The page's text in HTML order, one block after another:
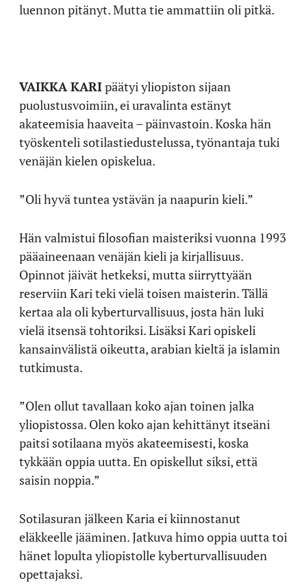
luennon pitänyt. Mutta tie ammattiin oli pitkä.
VAIKKA KARIpäätyi yliopiston sijaan
puolustusvoimiin, ei uravalinta estänyt
akateemisia haaveita – päinvastoin. Koska hän
työskenteli sotilastiedustelussa, työnantaja tuki
venäjän kielen opiskelua.
”Oli hyvä tuntea ystävän ja naapurin kieli.”
Hän valmistui filosofian maisteriksi vuonna 1993
pääaineenaan venäjän kieli ja kirjallisuus.
Opinnot jäivät hetkeksi, mutta siirryttyään
reserviin Kari teki vielä toisen maisterin. Tällä
kertaa ala oli kyberturvallisuus, josta hän luki
vielä itsensä tohtoriksi. Lisäksi Kari opiskeli
kansainvälistä oikeutta, arabian kieltä ja islamin
tutkimusta.
”Olen ollut tavallaan koko ajan toinen jalka
yliopistossa. Olen koko ajan kehittänyt itseäni
paitsi sotilaana myös akateemisesti, koska
tykkään oppia uutta. En opiskellut siksi, että
saisin noppia.”
Sotilasuran jälkeen Karia ei kiinnostanut
eläkkeelle jääminen. Jatkuva himo oppia uutta toi
hänet lopulta yliopistolle kyberturvallisuuden
opettajaksi.